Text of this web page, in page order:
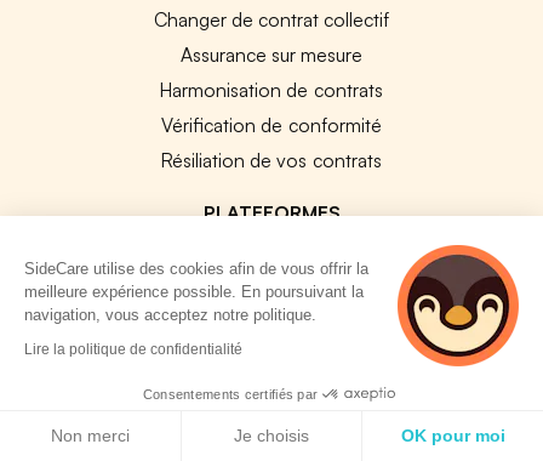
Changer de contrat collectif
Assurance sur mesure
Harmonisation de contrats
Vérification de conformité
Résiliation de vos contrats
PLATEFORMES
Plateforme Prévoyance collective
Plateforme SIRH
Nos modules SIRH
Plateforme QVT
Tous nos outils
SideCare utilise des cookies afin de vous offrir la
meilleure expérience possible. En poursuivant la
navigation, vous acceptez notre politique.
Lire la politique de confidentialité
Consentements certifiés par
Non merci Je choisis OK pour moi
2 personnes
consultent
actuellement cette